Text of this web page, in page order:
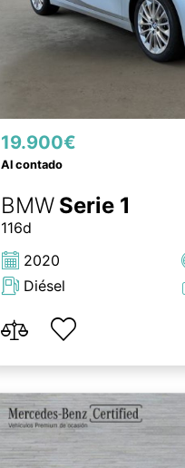
19.900€
Al contado
BMW Serie 1
116d
2020
Diésel